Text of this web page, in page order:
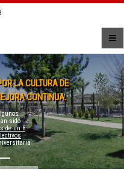
LA CULTURA DE
CONTINUA.
sido
de un 8